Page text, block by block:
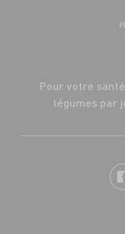
Pour votre
légumes par